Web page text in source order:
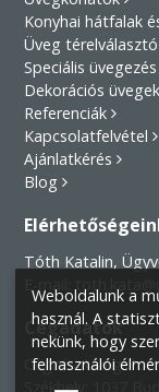
Konyhai hátfalak
Üveg térelválasztó
Speciális üvegezés
Dekorációs üvegek
Referenciák
Kapcsolatfelvétel
Ajánlatkérés
Blog
Tóth Katalin,
E-mail:
Cégadatok
Cégnév:Üveg-
Székhely:
Weboldalunk a
használ. A
nekünk, hogy
felhasználói